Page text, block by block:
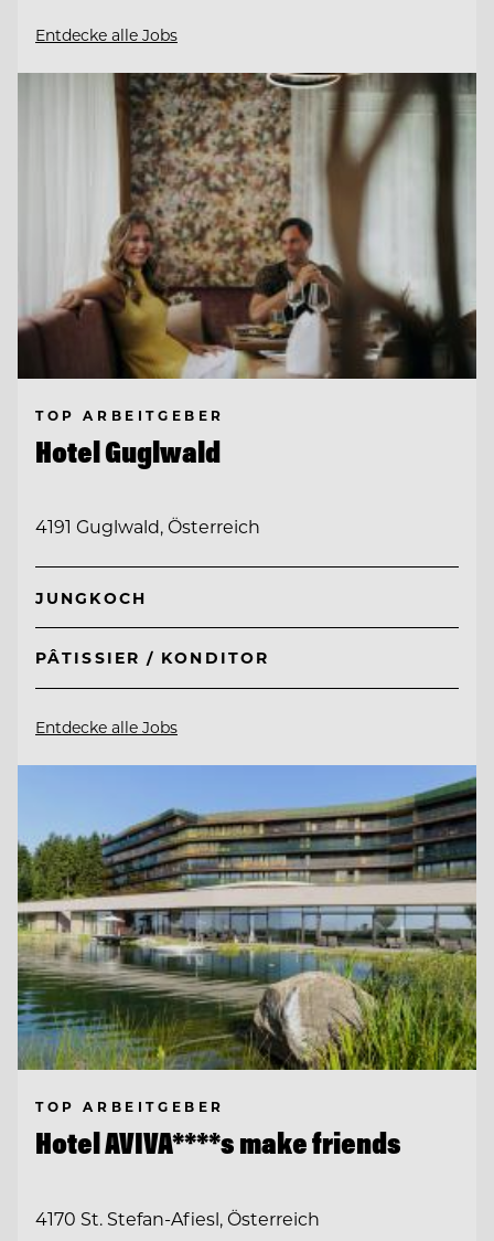
Entdecke alle Jobs
TOP ARBEITGEBER
Hotel Guglwald
4191 Guglwald, Österreich
JUNGKOCH
PÂTISSIER / KONDITOR
Entdecke alle Jobs
TOP ARBEITGEBER
Hotel AVIVA****s make friends
4170 St. Stefan-Afiesl, Österreich